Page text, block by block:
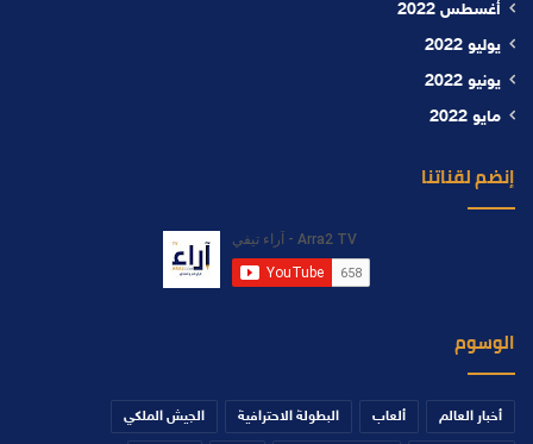
أغسطس 2022
يوليو 2022
يونيو 2022
مايو 2022
إنضم لقناتنا
الوسوم
أخبار العالم ألعاب البطولة الاحترافية الجيش الملكي